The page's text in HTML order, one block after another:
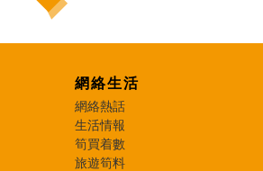
網絡生活
網絡熱話
生活情報
筍買着數
旅遊筍料